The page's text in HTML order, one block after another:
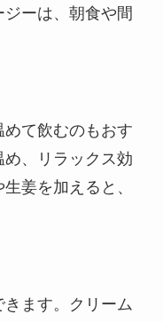
ーは、朝食や間
て飲むのもおす
、リラックス効
姜を加えると、
ます。クリーム